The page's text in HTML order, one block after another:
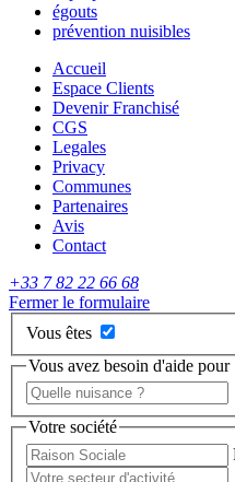
égouts
prévention nuisibles
Accueil
Espace Clients
Devenir Franchisé
CGS
Legales
Privacy
Communes
Partenaires
Avis
Contact
+33 7 82 22 66 68
Fermer le formulaire
Vous êtes
Vous avez besoin d'aide pour
Votre société